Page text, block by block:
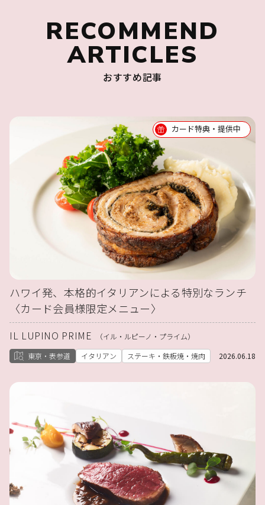
RECOMMEND
ARTICLES
おすすめ記事
カード特典・提供中
ハワイ発、本格的イタリアンによる特別なランチ
〈カード会員様限定メニュー〉
IL LUPINO PRIME
（イル・ルピーノ・プライム）
東京・表参道
イタリアン ステーキ・鉄板焼・焼肉 2026.06.18